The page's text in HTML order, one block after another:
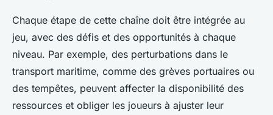
Chaque étape de cette chaîne doit être intégrée au
jeu, avec des défis et des opportunités à chaque
niveau. Par exemple, des perturbations dans le
transport maritime, comme des grèves portuaires ou
des tempêtes, peuvent affecter la disponibilité des
ressources et obliger les joueurs à ajuster leur